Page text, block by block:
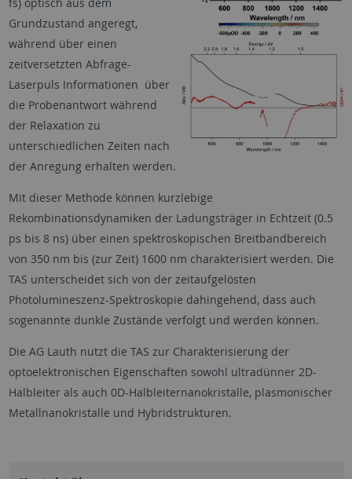
Grundzustand angeregt,
während über einen
zeitversetzten Abfrage-
Laserpuls Informationen über
die Probenantwort während
der Relaxation zu
unterschiedlichen Zeiten nach
der Anregung erhalten werden.
Mit dieser Methode können kurzlebige
Rekombinationsdynamiken der Ladungsträger in Echtzeit (0.5
ps bis 8 ns) über einen spektroskopischen Breitbandbereich
von 350 nm bis (zur Zeit) 1600 nm charakterisiert werden. Die
TAS unterscheidet sich von der zeitaufgelösten
Photolumineszenz-Spektroskopie dahingehend, dass auch
sogenannte dunkle Zustände verfolgt und werden können.
Die AG Lauth nutzt die TAS zur Charakterisierung der
optoelektronischen Eigenschaften sowohl ultradünner 2D-
Halbleiter als auch 0D-Halbleiternanokristalle, plasmonischer
Metallnanokristalle und Hybridstrukturen.